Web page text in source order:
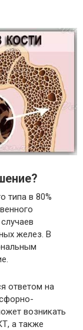
типа в 80%
желез. В
ответом на
возникать
а также